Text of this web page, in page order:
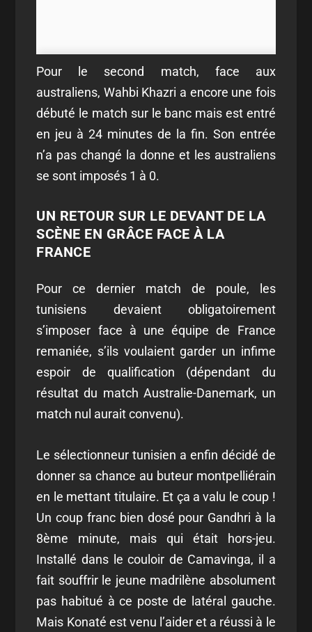
Pour le second match, face aux
australiens, Wahbi Khazri a encore une fois
débuté le match sur le banc mais est entré
en jeu à 24 minutes de la fin. Son entrée
n’a pas changé la donne et les australiens
se sont imposés 1 à 0.
UN RETOUR SUR LE DEVANT DE LA
SCÈNE EN GRÂCE FACE À LA
FRANCE
Pour ce dernier match de poule, les
tunisiens devaient obligatoirement
s’imposer face à une équipe de France
remaniée, s’ils voulaient garder un infime
espoir de qualification (dépendant du
résultat du match Australie-Danemark, un
match nul aurait convenu).
Le sélectionneur tunisien a enfin décidé de
donner sa chance au buteur montpelliérain
en le mettant titulaire. Et ça a valu le coup !
Un coup franc bien dosé pour Gandhri à la
8ème minute, mais qui était hors-jeu.
Installé dans le couloir de Camavinga, il a
fait souffrir le jeune madrilène absolument
pas habitué à ce poste de latéral gauche.
Mais Konaté est venu l’aider et a réussi à le